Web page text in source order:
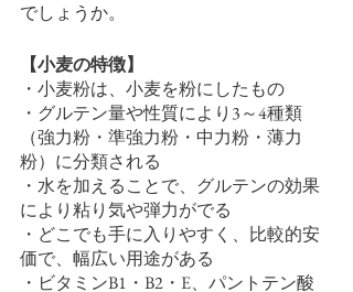
でしょうか。
【小麦の特徴】
・小麦粉は、小麦を粉にしたもの
・グルテン量や性質により3～4種類
（強力粉・準強力粉・中力粉・薄力
粉）に分類される
・水を加えることで、グルテンの効果
により粘り気や弾力がでる
・どこでも手に入りやすく、比較的安
価で、幅広い用途がある
・ビタミンB1・B2・E、パントテン酸